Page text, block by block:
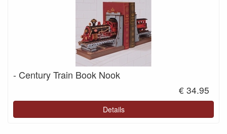
- Century Train Book Nook
€ 34.95
Details